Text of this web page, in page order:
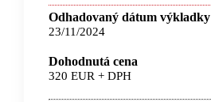
Odhadovaný dátum výkladky
23/11/2024
Dohodnutá cena
320 EUR + DPH